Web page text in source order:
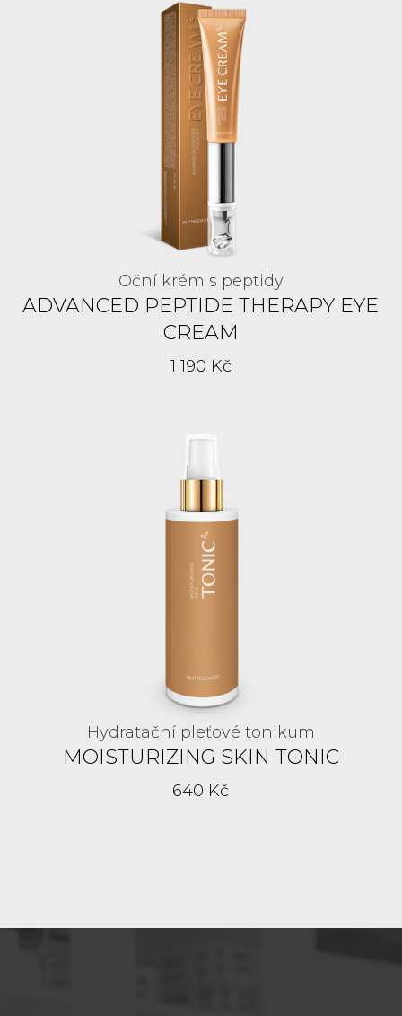
Oční krém s peptidy
ADVANCED PEPTIDE THERAPY EYE
CREAM
1 190 Kč
Hydratační pleťové tonikum
MOISTURIZING SKIN TONIC
640 Kč